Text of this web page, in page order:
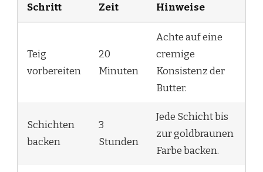
Schritt Zeit Hinweise
Teig
vorbereiten
20
Minuten
Achte auf eine
cremige
Konsistenz der
Butter.
Schichten
backen
3
Stunden
Jede Schicht bis
zur goldbraunen
Farbe backen.